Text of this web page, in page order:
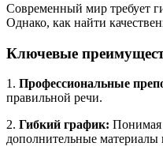
Современный мир требует
Однако, как найти
Ключевые
1. Профессиональные
правильной речи.
2. Гибкий график: Понимая
дополнительные